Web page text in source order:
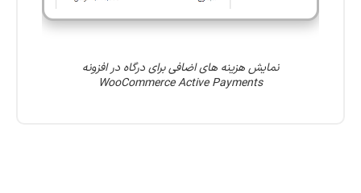
نمایش هزینه های اضافی برای درگاه در افزونه
WooCommerce Active Payments